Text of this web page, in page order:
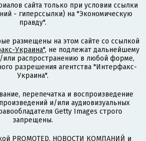
сайта только при условии ссылки
- гиперссылки) на "Экономическую
правду".
размещены на этом сайте со ссылкой
Украина", не подлежат дальнейшему
распространению в любой форме,
разрешения агентства "Интерфакс-
Украина".
перепечатка и воспроизведение
и/или аудиовизуальных
Getty Images строго
запрещены.
PROMOTED, НОВОСТИ КОМПАНИЙ и